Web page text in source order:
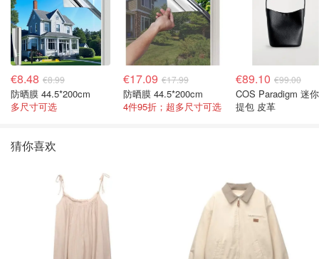
€8.48 €8.99
防晒膜 44.5*200cm
多尺寸可选
€17.09 €17.99
防晒膜 44.5*200cm
4件95折；超多尺寸可选
€89.10 €99.00
COS Paradigm 迷
提包 皮革
猜你喜欢